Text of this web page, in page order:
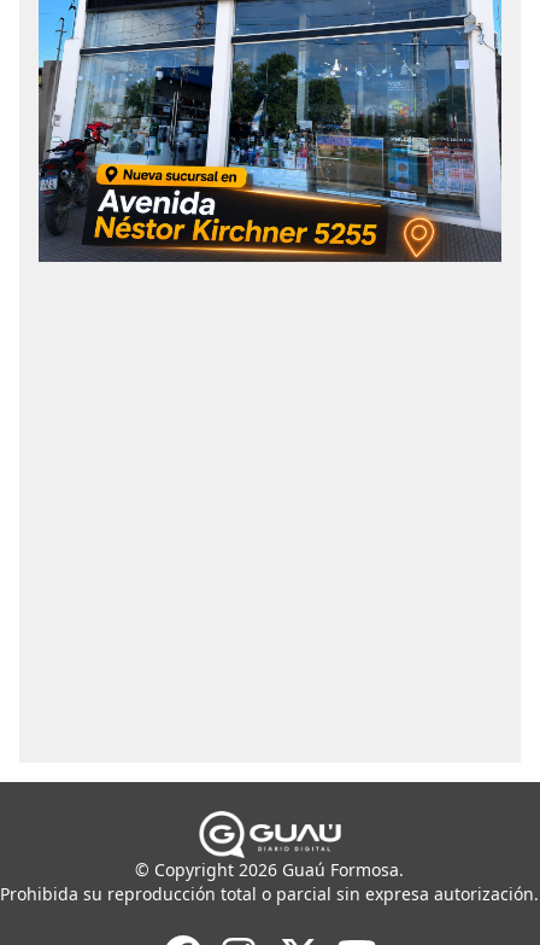
© Copyright 2026 Guaú Formosa.
Prohibida su reproducción total o parcial sin expresa autorización.